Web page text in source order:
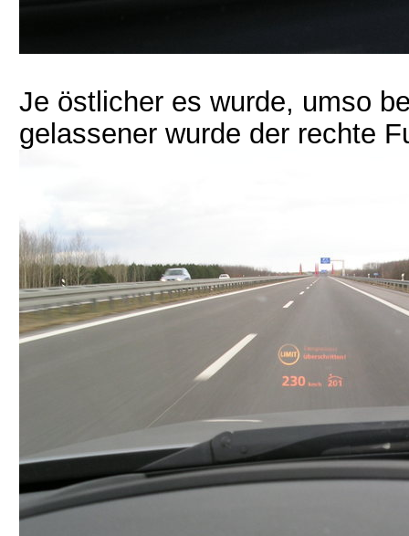
Je östlicher es wurde, umso
gelassener wurde der rechte